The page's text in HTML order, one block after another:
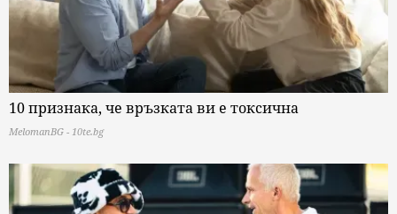
10 признака, че връзката ви е токсична
MelomanBG - 10te.bg